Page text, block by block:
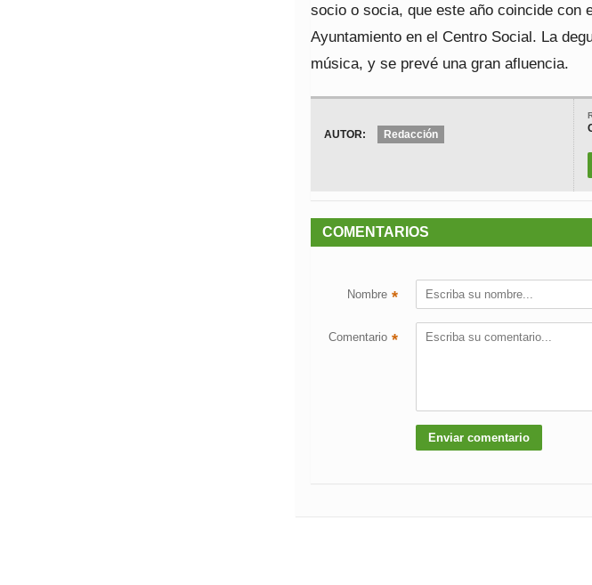
socio o socia, que este año coincide con
Ayuntamiento en el Centro Social. La
música, y se prevé una gran afluencia.
AUTOR: Redacción
COMENTARIOS
Nombre *
Comentario *